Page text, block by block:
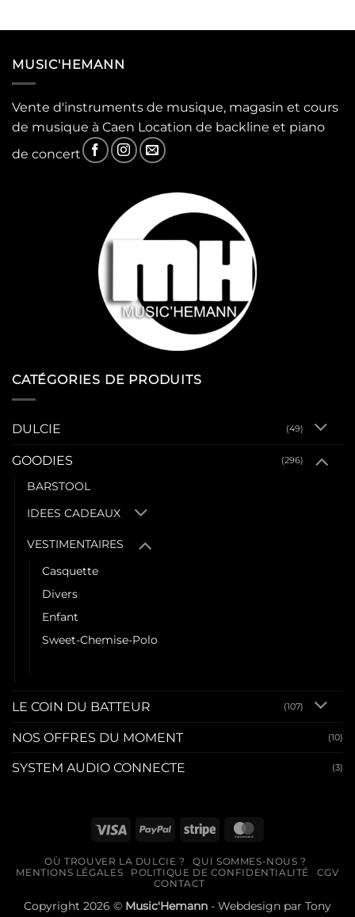
MUSIC'HEMANN
Vente d'instruments de musique, magasin et cours
de musique à Caen Location de backline et piano
de concert
CATÉGORIES DE PRODUITS
DULCIE (49)
GOODIES (296)
BARSTOOL
IDEES CADEAUX
VESTIMENTAIRES
Casquette
Divers
Enfant
Sweet-Chemise-Polo
LE COIN DU BATTEUR (107)
NOS OFFRES DU MOMENT (10)
SYSTEM AUDIO CONNECTE (3)
Visa PayPal Stripe
OÙ TROUVER LA DULCIE ?
QUI SOMMES-NOUS ?
MENTIONS LÉGALES
POLITIQUE DE CONFIDENTIALITÉ
CGV
CONTACT
Copyright 2026 © Music'Hemann - Webdesign par Tony